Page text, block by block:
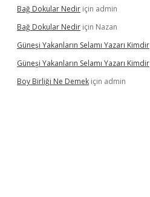
Bağ Dokular Nedir için admin
Bağ Dokular Nedir için Nazan
Güneşi Yakanların Selamı Yazarı Kimdir
Güneşi Yakanların Selamı Yazarı Kimdir
Boy Birliği Ne Demek için admin